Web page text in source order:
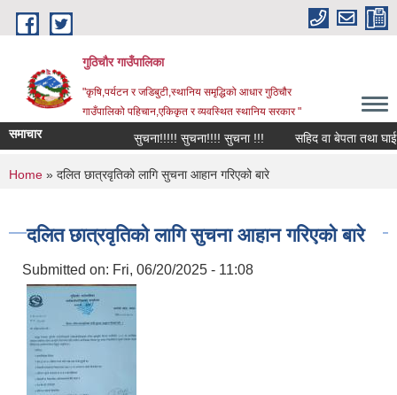
Skip to main content
गुठिचौर गाउँपालिका
"कृषि,पर्यटन र जडिबुटी,स्थानिय समृद्धिको आधार गुठिचौर
गाउँपालिको पहिचान,एकिकृत र व्यवस्थित स्थानिय सरकार "
समाचार सुचना!!!!! सुचना!!!! सुचना !!! सहिद वा बेपता तथा
You are here
Home » दलित छात्रवृतिको लागि सुचना आहान गरिएको बारे
दलित छात्रवृतिको लागि सुचना आहान गरिएको बारे
Submitted on: Fri, 06/20/2025 - 11:08